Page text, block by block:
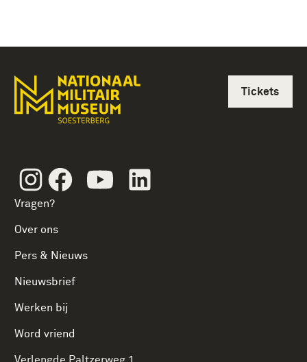
InstagramFacebookYoutube
Vragen?
Over ons
Pers & Nieuws
Nieuwsbrief
Werken bij
Word vriend
Tickets